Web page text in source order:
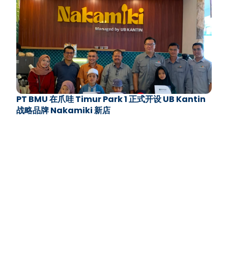
PT BMU 在爪哇 Timur Park 1 正式开设 UB Kantin
战略品牌 Nakamiki 新店